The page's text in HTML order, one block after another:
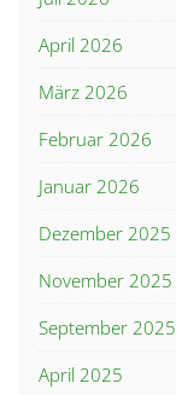
April 2026
März 2026
Februar 2026
Januar 2026
Dezember 2025
November 2025
September 2025
April 2025